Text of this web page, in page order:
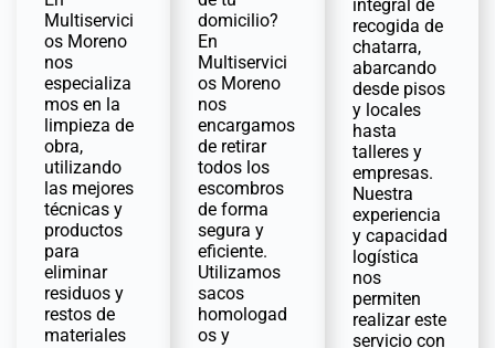
Multiservici
os Moreno
nos
especializa
mos en la
limpieza de
obra,
utilizando
las mejores
técnicas y
productos
para
eliminar
residuos y
restos de
materiales
domicilio?
En
Multiservici
os Moreno
nos
encargamos
de retirar
todos los
escombros
de forma
segura y
eficiente.
Utilizamos
sacos
homologad
os y
integral de
recogida de
chatarra,
abarcando
desde pisos
y locales
hasta
talleres y
empresas.
Nuestra
experiencia
y capacidad
logística
nos
permiten
realizar este
servicio con